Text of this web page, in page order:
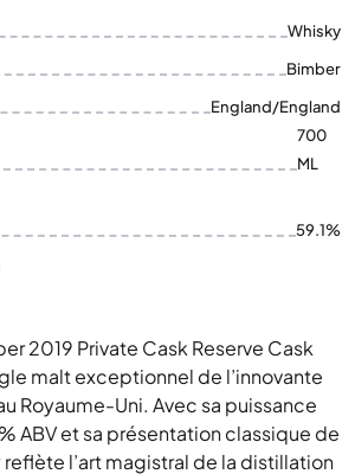
Whisky
Bimber
England/England
700
ML
59.1%
2019 Private Cask Reserve Cask
malt exceptionnel de l’innovante
Royaume-Uni. Avec sa puissance
ABV et sa présentation classique de
l’art magistral de la distillation